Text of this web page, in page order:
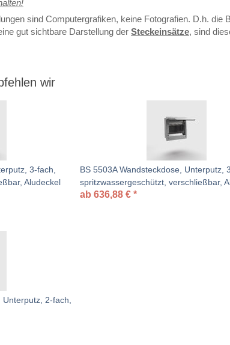
sind Computergrafiken, keine Fotografien. D.h.
gut sichtbare Darstellung der Steckeinsätze, sind
wir
3-fach,
Aludeckel
BS 5503A Wandsteckdose, Unterputz,
spritzwassergeschützt, verschließbar,
ab 636,88 € *
2-fach,